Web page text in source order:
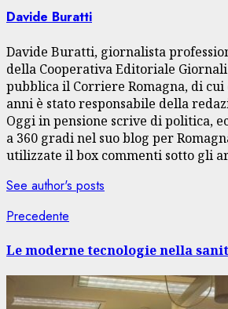
Davide Buratti
Davide Buratti, giornalista
della Cooperativa Editoriale Giornali
pubblica il Corriere Romagna, di cui
anni è stato responsabile della
Oggi in pensione scrive di politica,
a 360 gradi nel suo blog per
utilizzate il box commenti sotto gli
See author's posts
Navigazione
articolo
Precedente
Le moderne tecnologie nella